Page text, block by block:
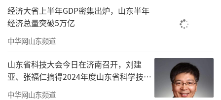
经济大省上半年GDP密集出炉，山东半年
经济总量突破5万亿
中华网山东频道
山东省科技大会今日在济南召开，刘建
亚、张福仁摘得2024年度山东省科学技术
奖最高奖！
中华网山东频道